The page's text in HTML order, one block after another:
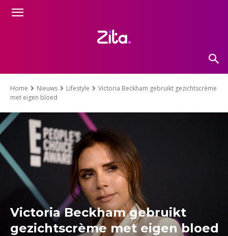
Home Nieuws Lifestyle
Victoria Beckham gebruikt gezichtscrème
met eigen bloed
Victoria Beckham gebruikt
gezichtscrème met eigen bloed